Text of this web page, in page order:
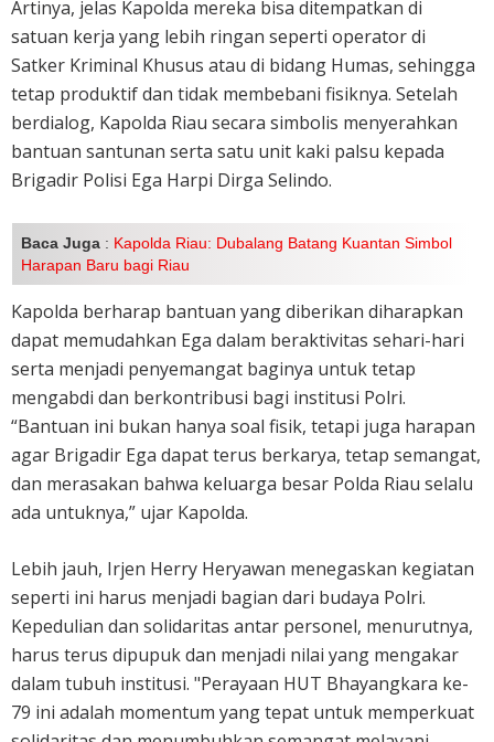
Artinya, jelas Kapolda mereka bisa ditempatkan di
satuan kerja yang lebih ringan seperti operator di
Satker Kriminal Khusus atau di bidang Humas, sehingga
tetap produktif dan tidak membebani fisiknya. Setelah
berdialog, Kapolda Riau secara simbolis menyerahkan
bantuan santunan serta satu unit kaki palsu kepada
Brigadir Polisi Ega Harpi Dirga Selindo.
Baca Juga : Kapolda Riau: Dubalang Batang Kuantan Simbol
Harapan Baru bagi Riau
Kapolda berharap bantuan yang diberikan diharapkan
dapat memudahkan Ega dalam beraktivitas sehari-hari
serta menjadi penyemangat baginya untuk tetap
mengabdi dan berkontribusi bagi institusi Polri.
“Bantuan ini bukan hanya soal fisik, tetapi juga harapan
agar Brigadir Ega dapat terus berkarya, tetap semangat,
dan merasakan bahwa keluarga besar Polda Riau selalu
ada untuknya,” ujar Kapolda.
Lebih jauh, Irjen Herry Heryawan menegaskan kegiatan
seperti ini harus menjadi bagian dari budaya Polri.
Kepedulian dan solidaritas antar personel, menurutnya,
harus terus dipupuk dan menjadi nilai yang mengakar
dalam tubuh institusi. "Perayaan HUT Bhayangkara ke-
79 ini adalah momentum yang tepat untuk memperkuat